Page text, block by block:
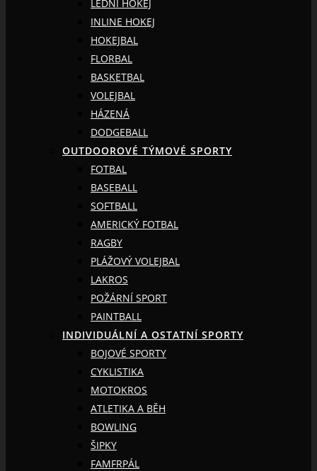
LEDNÍ HOKEJ
INLINE HOKEJ
HOKEJBAL
FLORBAL
BASKETBAL
VOLEJBAL
HÁZENÁ
DODGEBALL
OUTDOOROVÉ TÝMOVÉ SPORTY
FOTBAL
BASEBALL
SOFTBALL
AMERICKÝ FOTBAL
RAGBY
PLÁŽOVÝ VOLEJBAL
LAKROS
POŽÁRNÍ SPORT
PAINTBALL
INDIVIDUÁLNÍ A OSTATNÍ SPORTY
BOJOVÉ SPORTY
CYKLISTIKA
MOTOKROS
ATLETIKA A BĚH
BOWLING
ŠIPKY
FAMFRPÁL